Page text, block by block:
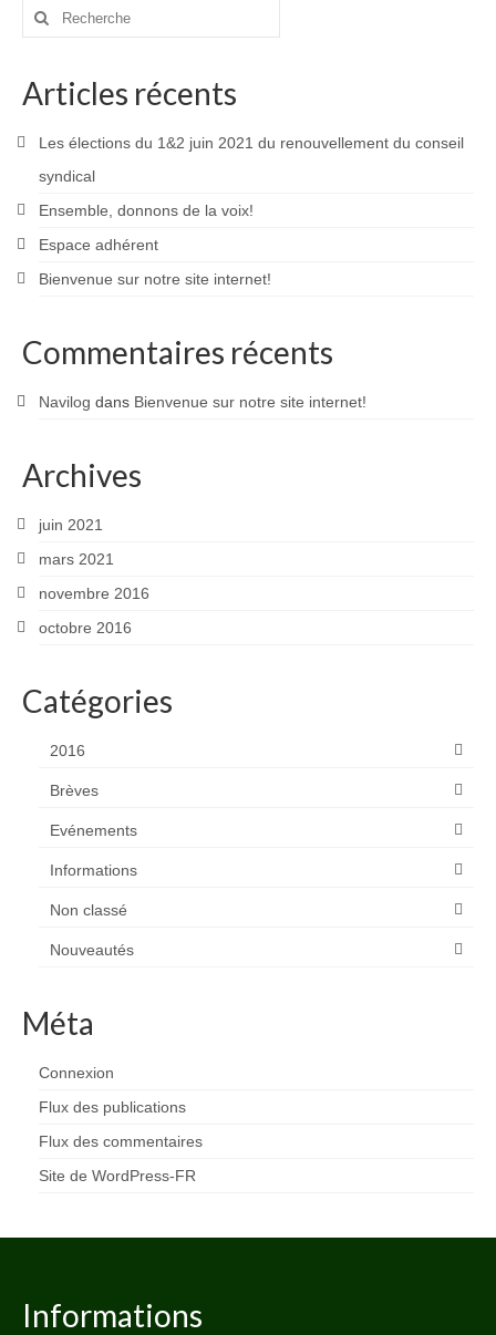
Rechercher
Articles récents
Les élections du 1&2 juin 2021 du renouvellement du conseil
syndical
Ensemble, donnons de la voix!
Espace adhérent
Bienvenue sur notre site internet!
Commentaires récents
Navilog dans Bienvenue sur notre site internet!
Archives
juin 2021
mars 2021
novembre 2016
octobre 2016
Catégories
2016
Brèves
Evénements
Informations
Non classé
Nouveautés
Méta
Connexion
Flux des publications
Flux des commentaires
Site de WordPress-FR
Informations